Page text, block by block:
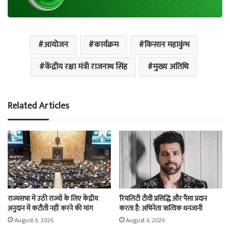
आयोजन कार्यक्रम
किसान महाकुंभ
केंद्रीय रक्षा मंत्री राजनाथ सिंह
मुख्य अतिथि
Related Articles
राज्यसभा में उठी राज्यों के लिए केंद्रीय
अनुदान में कटौती नहीं करने की मांग
August 6, 2026
रियलिटी टीवी प्रसिद्धि और पैसा प्रदान
करता है: अभिनेता ऋत्विक धनजानी
August 6, 2026